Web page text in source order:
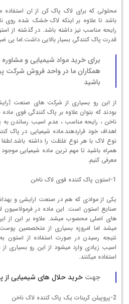
محلولی که برای لاک پاک کن از ان استفاده
باشد تا علاوه بر اینکه لاک خشک شده روی
رایحه مناسب نیز داشته باشد. در گذشته از
قدرت پاک کنندگی بسیار بالایی داشت.اما بی
برای خرید مواد شیمیاییو مشاوره
همکاران ما در واحد فروش شرکت
باشید
از این رو بسیاری از شرکت های صنعت
بودند که بتوان علاوه بر پاک کنندگی قوی
ناخن ، رایحه مناسب ، عدم اسیب رساندن
اهداف خود قراردهند.ماده شیمیایی در پاک
نوع لاک با هر نوع غلظت را داشته باشد.لطفا
همراه باشید تا مهم ترین ماده شیمیایی
معرفی کنیم.
1-استون پاک کننده قوی لاک ناخن
یکی از موادی که هم در صنعت ارایشی و
صنایع استون است. این ماده در فرمولاسیون
های اصلی محصوب میشد. علاوه بر این از
میشد اما امروزه بسیاری از متخصصین پوست
نتیجه رسیدن در صورت استفاده از
اسیب زیادی وارد میشود از این رو بسیاری
استفاده میکنند.
جهت خرید حلال های شیمیایی
2-پروپیلن کربنات یک پاک کننده لاک ناخن